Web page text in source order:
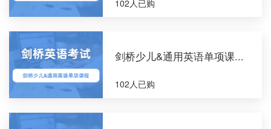
102人已购
剑桥少儿&通用英语单项课...
102人已购